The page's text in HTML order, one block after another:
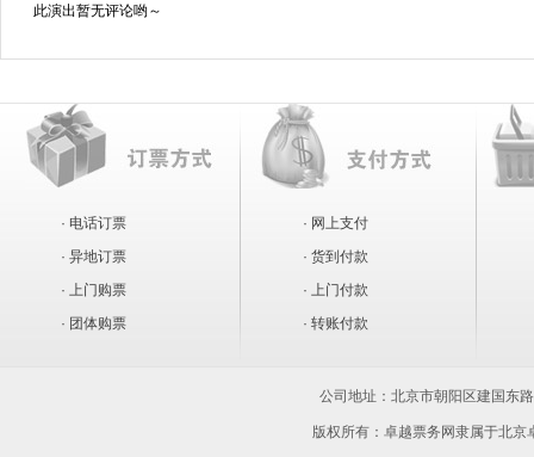
此演出暂无评论哟～
· 电话订票
· 异地订票
· 上门购票
· 团体购票
· 网上支付
· 货到付款
· 上门付款
· 转账付款
公司地址： 北京市朝阳区建国东
版权所有：卓越票务网隶属于北